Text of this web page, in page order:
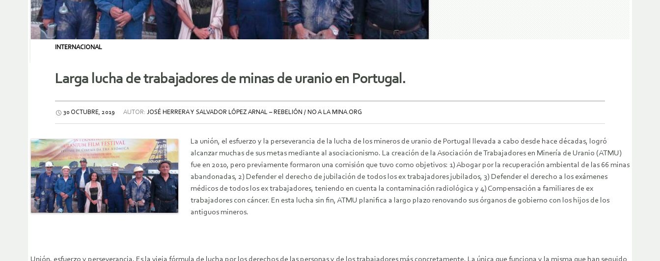
INTERNACIONAL
Larga lucha de trabajadores de minas de uranio en Portugal.
30 OCTUBRE, 2019 AUTOR: JOSÉ HERRERA Y SALVADOR LÓPEZ ARNAL – REBELIÓN / NO A LA MINA.ORG
La unión, el esfuerzo y la perseverancia de la lucha de los mineros de uranio de Portugal llevada a cabo desde hace décadas, logró
alcanzar muchas de sus metas mediante al asociacionismo. La creación de la Asociación de Trabajadores en Minería de Uranio (ATMU)
fue en 2010, pero previamente formaron una comisión que tuvo como objetivos: 1) Abogar por la recuperación ambiental de las 66 minas
abandonadas, 2) Defender el derecho de jubilación de todos los ex trabajadores jubilados, 3) Defender el derecho a los exámenes
médicos de todos los ex trabajadores, teniendo en cuenta la contaminación radiológica y 4) Compensación a familiares de ex
trabajadores con cáncer. En esta lucha sin fin, ATMU planifica a largo plazo renovando sus órganos de gobierno con los hijos de los
antiguos mineros.